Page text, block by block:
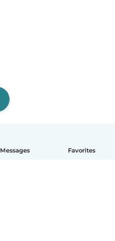
Messages Favorites